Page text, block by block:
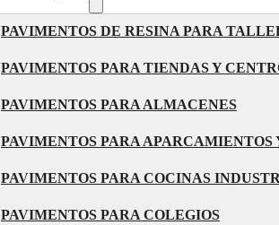
PAVIMENTOS DE RESINA PARA
PAVIMENTOS PARA TIENDAS Y
PAVIMENTOS PARA ALMACENES
PAVIMENTOS PARA APARCAMIENTOS
PAVIMENTOS PARA COCINAS
PAVIMENTOS PARA COLEGIOS